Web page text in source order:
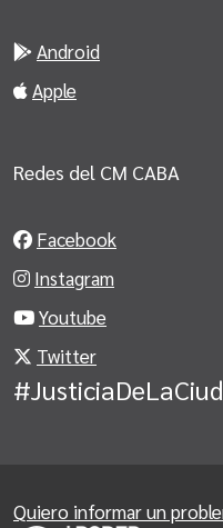
Android
Apple
Redes del CM CABA
Facebook
Instagram
Youtube
Twitter
Quiero informar un